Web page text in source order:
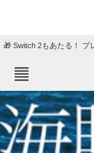
🎁 Switch 2もあたる！ プ
ねとらぼメニュ
TOP
エンタメ